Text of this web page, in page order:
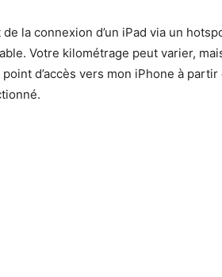
la connexion d’un iPad via un
Votre kilométrage peut varier,
d’accès vers mon iPhone à partir